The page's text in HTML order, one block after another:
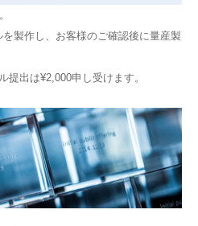
製作し、お客様のご確認後に量産製
提出は¥2,000申し受けます。